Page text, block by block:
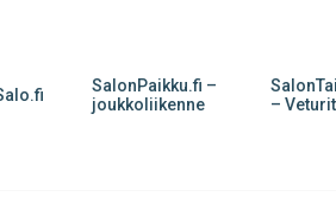
SalonPaikku.fi –
joukkoliikenne
–